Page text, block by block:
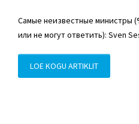
Самые неизвестные министры
или не могут ответить): Sven
LOE KOGU ARTIKLIT